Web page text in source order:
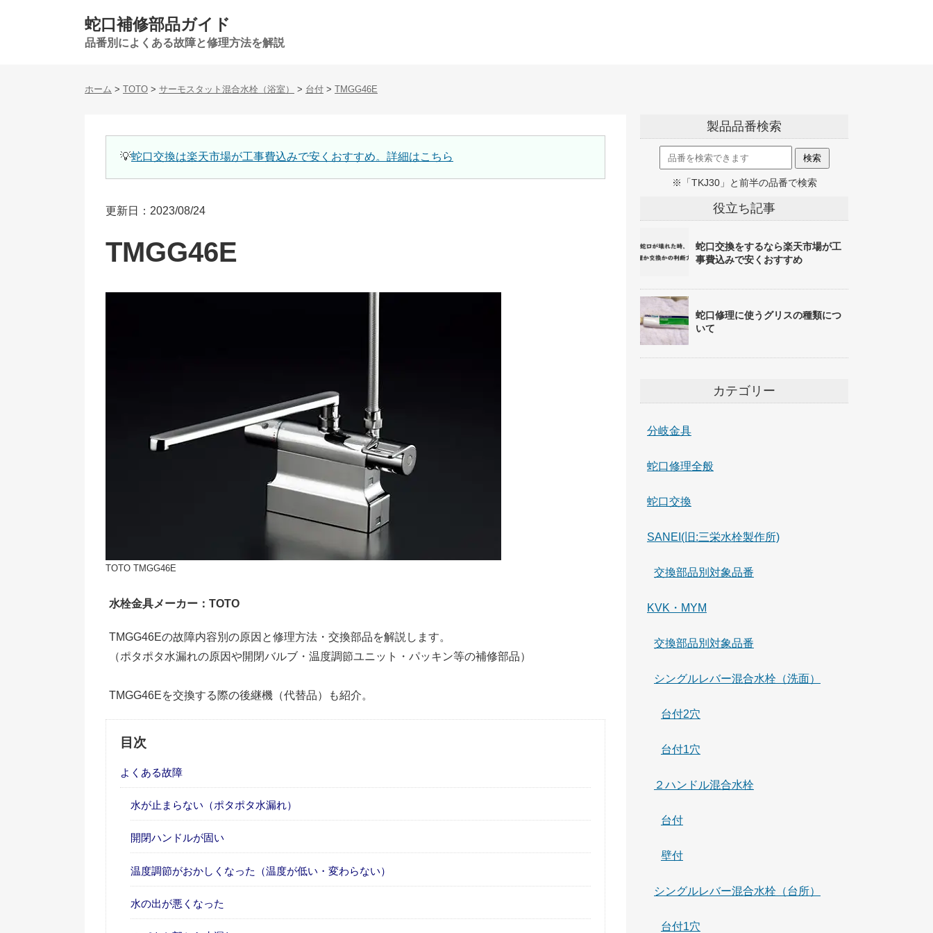
蛇口補修部品ガイド
品番別によくある故障と修理方法を解説
ホーム > TOTO > サーモスタット混合水栓（浴室） > 台付 > TMGG46E
💡蛇口交換は楽天市場が工事費込みで安くおすすめ。詳細はこちら
更新日：2023/08/24
TMGG46E
TOTO TMGG46E
水栓金具メーカー：TOTO
TMGG46Eの故障内容別の原因と修理方法・交換部品を解説します。
（ポタポタ水漏れの原因や開閉バルブ・温度調節ユニット・パッキン等の補修部品）
TMGG46Eを交換する際の後継機（代替品）も紹介。
目次
よくある故障
水が止まらない（ポタポタ水漏れ）
開閉ハンドルが固い
温度調節がおかしくなった（温度が低い・変わらない）
水の出が悪くなった
製品品番検索
※「TKJ30」と前半の品番で検索
役立ち記事
蛇口交換をするなら楽天市場が工
事費込みで安くおすすめ
蛇口修理に使うグリスの種類につ
いて
カテゴリー
分岐金具
蛇口修理全般
蛇口交換
SANEI(旧:三栄水栓製作所)
交換部品別対象品番
KVK・MYM
交換部品別対象品番
シングルレバー混合水栓（洗面）
台付2穴
台付1穴
２ハンドル混合水栓
台付
壁付
シングルレバー混合水栓（台所）
台付1穴